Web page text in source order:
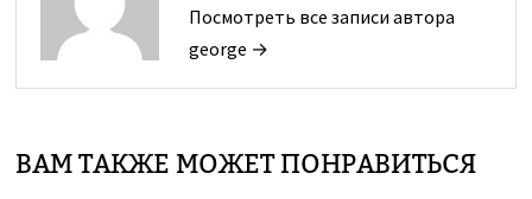
Посмотреть все записи автора
george →
ВАМ ТАКЖЕ МОЖЕТ ПОНРАВИТЬСЯ